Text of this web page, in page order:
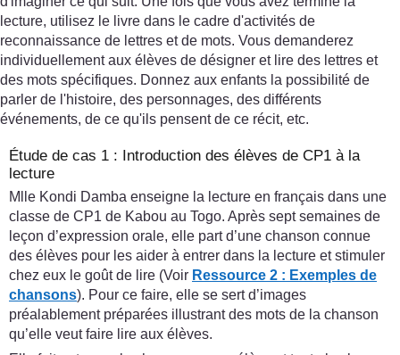
lecture, utilisez le livre dans le cadre d'activités de
reconnaissance de lettres et de mots. Vous demanderez
individuellement aux élèves de désigner et lire des lettres et
des mots spécifiques. Donnez aux enfants la possibilité de
parler de l'histoire, des personnages, des différents
événements, de ce qu'ils pensent de ce récit, etc.
Étude de cas 1 : Introduction des élèves de CP1 à la
lecture
Mlle Kondi Damba enseigne la lecture en français dans une
classe de CP1 de Kabou au Togo. Après sept semaines de
leçon d’expression orale, elle part d’une chanson connue
des élèves pour les aider à entrer dans la lecture et stimuler
chez eux le goût de lire (Voir Ressource 2 : Exemples de
chansons). Pour ce faire, elle se sert d’images
préalablement préparées illustrant des mots de la chanson
qu’elle veut faire lire aux élèves.